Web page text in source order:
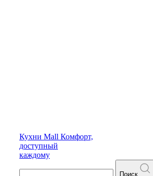
Кухни Mall Комфорт,
доступный
каждому
Поиск